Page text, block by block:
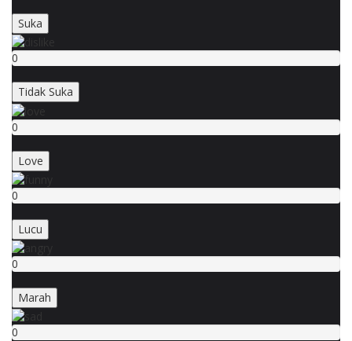
Suka
0
Tidak Suka
0
Love
0
Lucu
0
Marah
0